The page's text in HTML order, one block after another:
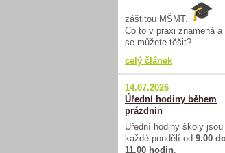
záštitou MŠMT.
Co to v praxi znamená a
se můžete těšit?
celý článek
14.07.2026
Úřední hodiny během
prázdnin
Úřední hodiny školy jsou
každé pondělí od 9.00
11.00 hodin